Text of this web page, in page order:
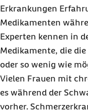
Erkrankungen
Medikamenten
Experten kennen in
Medikamente, die
oder so wenig wie
Vielen Frauen mit
es während der
vorher.